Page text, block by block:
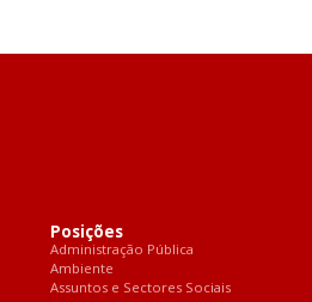
Posições
Administração Pública
Ambiente
Assuntos e Sectores Sociais